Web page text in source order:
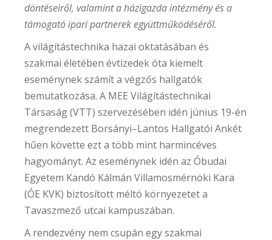
döntéseiről, valamint a házigazda intézmény és a
támogató ipari partnerek együttműködéséről.
A világítástechnika hazai oktatásában és
szakmai életében évtizedek óta kiemelt
eseménynek számít a végzős hallgatók
bemutatkozása. A MEE Világítástechnikai
Társaság (VTT) szervezésében idén június 19-én
megrendezett Borsányi–Lantos Hallgatói Ankét
hűen követte ezt a több mint harmincéves
hagyományt. Az eseménynek idén az Óbudai
Egyetem Kandó Kálmán Villamosmérnöki Kara
(ÓE KVK) biztosított méltó környezetet a
Tavaszmező utcai kampuszában.
A rendezvény nem csupán egy szakmai